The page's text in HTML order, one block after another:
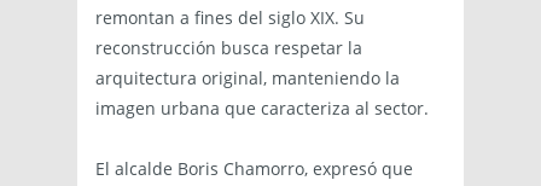
remontan a fines del siglo XIX. Su
reconstrucción busca respetar la
arquitectura original, manteniendo la
imagen urbana que caracteriza al sector.
El alcalde Boris Chamorro, expresó que